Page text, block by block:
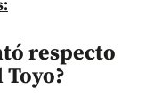
respecto